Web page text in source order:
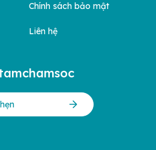
Chính sách bảo mật
Liên hệ